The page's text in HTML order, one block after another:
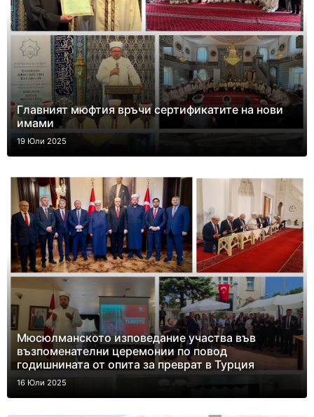
Главният мюфтия връчи сертификатите на нови
имами
19 Юли 2025
Мюсюлманското изповедание участва във
възпоменателни церемонии по повод
годишнината от опита за преврат в Турция
16 Юли 2025